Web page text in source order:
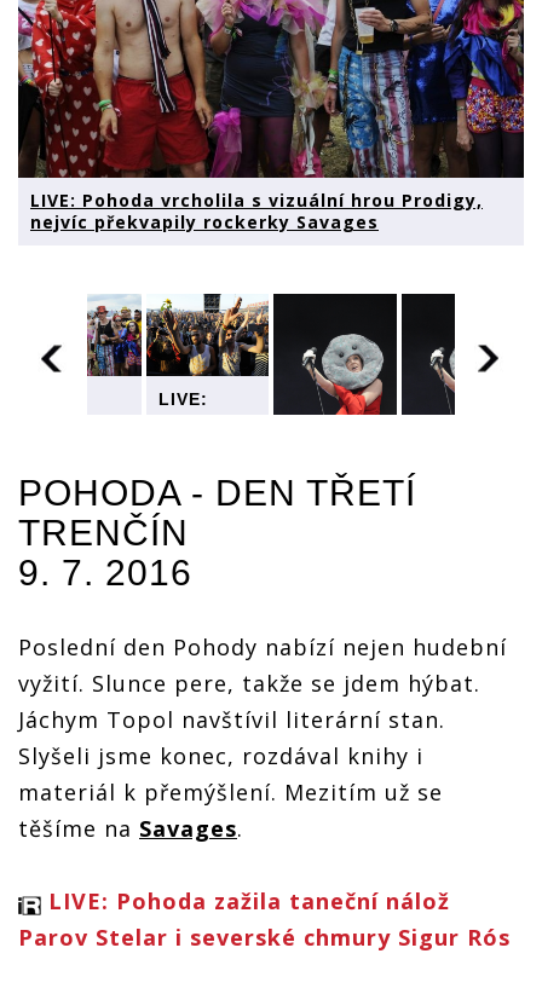
LIVE: Pohoda vrcholila s vizuální hrou Prodigy,
nejvíc překvapily rockerky Savages
hrou
Prodigy,
nejvíc
překvapily
rockerky
LIVE:
hrou
Prodigy,
nejvíc
překvapily
rockerky
vrcholila
s vizuální
Savages
Savages
POHODA - DEN TŘETÍ
TRENČÍN
9. 7. 2016
Poslední den Pohody nabízí nejen hudební
vyžití. Slunce pere, takže se jdem hýbat.
Jáchym Topol navštívil literární stan.
Slyšeli jsme konec, rozdával knihy i
materiál k přemýšlení. Mezitím už se
těšíme na Savages.
LIVE: Pohoda zažila taneční nálož
Parov Stelar i severské chmury Sigur Rós